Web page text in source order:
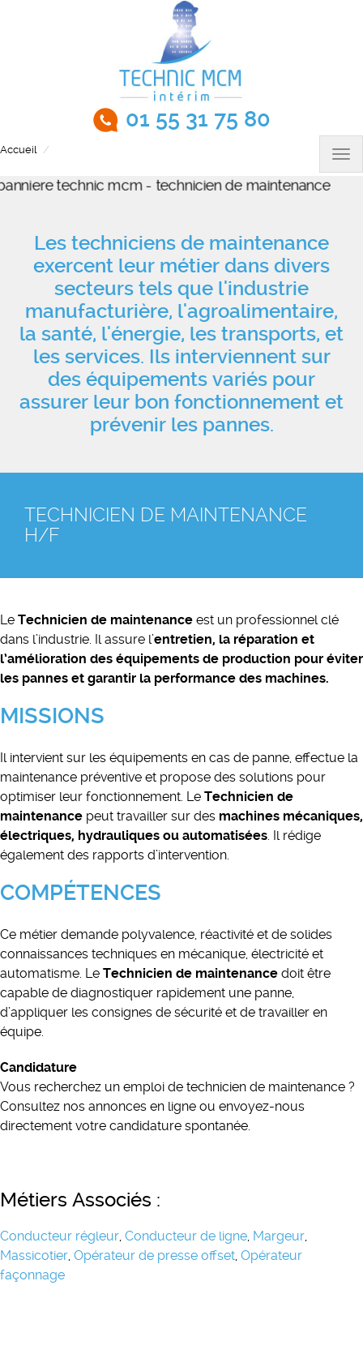
01 55 31 75 80
Accueil
Les techniciens de maintenance
exercent leur métier dans divers
secteurs tels que l'industrie
manufacturière, l'agroalimentaire,
la santé, l'énergie, les transports, et
les services. Ils interviennent sur
des équipements variés pour
assurer leur bon fonctionnement et
prévenir les pannes.
TECHNICIEN DE MAINTENANCE
H/F
Le Technicien de maintenance est un professionnel clé
dans l’industrie. Il assure l’entretien, la réparation et
l’amélioration des équipements de production pour éviter
les pannes et garantir la performance des machines.
MISSIONS
Il intervient sur les équipements en cas de panne, effectue la
maintenance préventive et propose des solutions pour
optimiser leur fonctionnement. Le Technicien de
maintenance peut travailler sur des machines mécaniques,
électriques, hydrauliques ou automatisées. Il rédige
également des rapports d’intervention.
COMPÉTENCES
Ce métier demande polyvalence, réactivité et de solides
connaissances techniques en mécanique, électricité et
automatisme. Le Technicien de maintenance doit être
capable de diagnostiquer rapidement une panne,
d’appliquer les consignes de sécurité et de travailler en
équipe.
Candidature
Vous recherchez un emploi de technicien de maintenance ?
Consultez nos annonces en ligne ou envoyez-nous
directement votre candidature spontanée.
Métiers Associés :
Conducteur régleur, Conducteur de ligne, Margeur,
Massicotier, Opérateur de presse offset, Opérateur
façonnage